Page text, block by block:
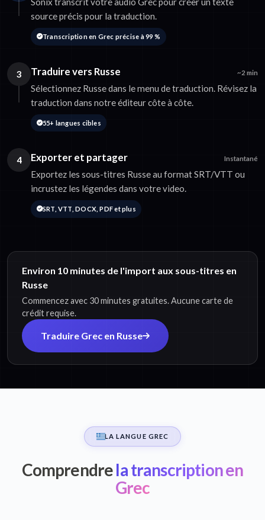
source précis pour la traduction.
Transcription en Grec précise à 99 %
3 Traduire vers Russe ~2 min
Sélectionnez Russe dans le menu de traduction. Révisez la
traduction dans notre éditeur côte à côte.
55+ langues cibles
4 Exporter et partager Instantané
Exportez les sous-titres Russe au format SRT/VTT ou
incrustez les légendes dans votre video.
SRT, VTT, DOCX, PDF et plus
Environ 10 minutes de l'import aux sous-titres en
Russe
Commencez avec 30 minutes gratuites. Aucune carte de
crédit requise.
Traduire Grec en Russe
LA LANGUE GREC
Comprendrela transcription en
Grec